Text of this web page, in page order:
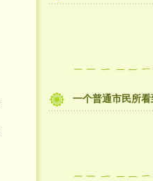
一个普通市民所